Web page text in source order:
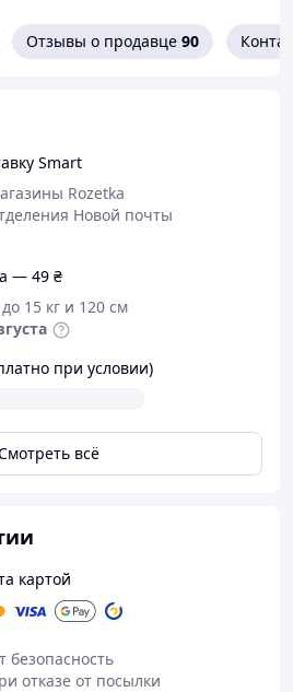
Отзывы о продавце 90
Smart
Rozetka
Новой почты
— 49 ₴
15 кг и 120 см
при условии)
всё
картой
безопасность
отказе от посылки